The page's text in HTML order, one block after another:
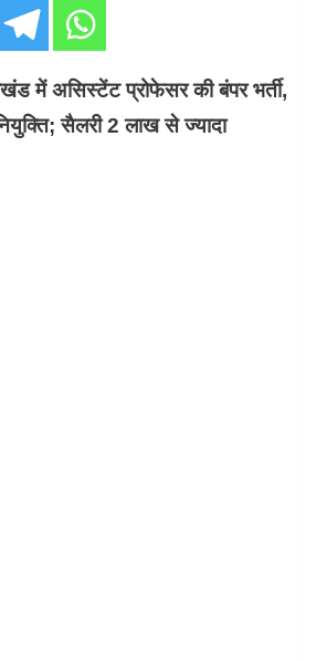
में असिस्टेंट प्रोफेसर की बंपर भर्ती,
सैलरी 2 लाख से ज्यादा